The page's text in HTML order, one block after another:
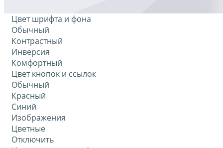
Цвет шрифта и фона
Обычный
Контрастный
Инверсия
Комфортный
Цвет кнопок и ссылок
Обычный
Красный
Синий
Изображения
Цветные
Отключить